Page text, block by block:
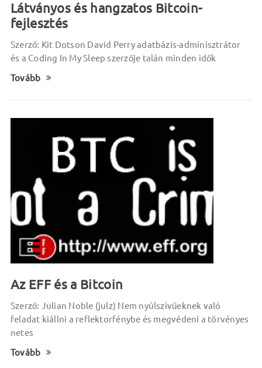
Látványos és hangzatos Bitcoin-
fejlesztés
Szerző: Kit Dotson David Perry adatbázis-adminisztrátor
és a Coding In My Sleep szerzője talán minden idők
Tovább
Az EFF és a Bitcoin
Szerző: Julian Noble (julz) Nem nyúlszívűeknek való
feladat kiállni a reflektorfénybe és megvédeni a törvényes
netes
Tovább